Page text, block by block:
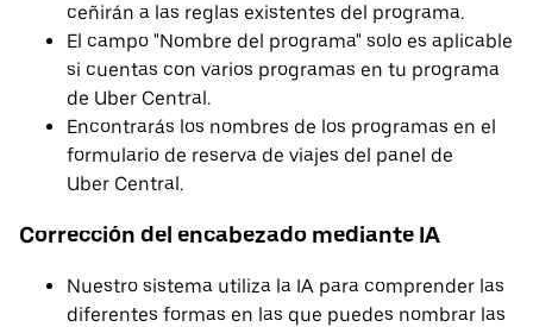
ceñirán a las reglas existentes del programa.
El campo "Nombre del programa" solo es aplicable
si cuentas con varios programas en tu programa
de Uber Central.
Encontrarás los nombres de los programas en el
formulario de reserva de viajes del panel de
Uber Central.
Corrección del encabezado mediante IA
Nuestro sistema utiliza la IA para comprender las
diferentes formas en las que puedes nombrar las